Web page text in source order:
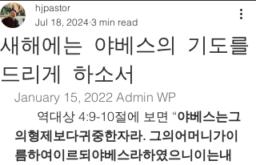
새해에는 야베스의 기도를
드리게 하소서
hjpastor
Jul 18, 2024 3 min read
January 15, 2022 Admin WP
역대상 4:9-10절에 보면 “야베스는그
의형제보다귀중한자라. 그의어머니가이
름하여이르되야베스라하였으니이는내